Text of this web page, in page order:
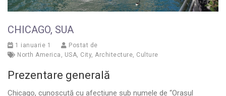
CHICAGO, SUA
1 ianuarie 1
Postat de
North America , USA, City, Architecture, Culture
Prezentare generală
Chicago, cunoscută cu afecțiune sub numele de “Orașul